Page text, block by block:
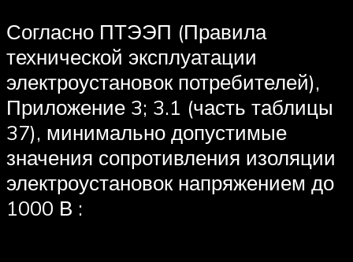
Согласно ПТЭЭП (Правила
технической эксплуатации
электроустановок потребителей),
Приложение 3; 3.1 (часть таблицы
37), минимально допустимые
значения сопротивления изоляции
электроустановок напряжением до
1000 В :